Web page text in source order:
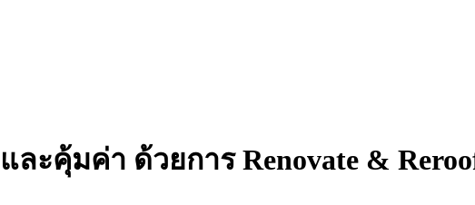
ะคุ้มค่า ด้วยการ Renovate &